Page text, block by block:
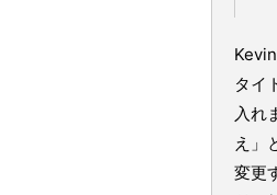
タイ
入れ
え」
変更